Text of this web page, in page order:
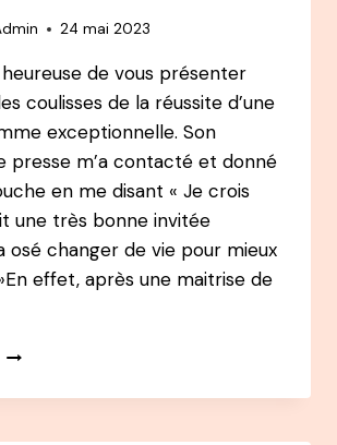
24 mai 2023
de vous présenter
coulisses de la réussite d’une
exceptionnelle. Son
presse m’a contacté et donné
en me disant « Je crois
une très bonne invitée
osé changer de vie pour mieux
effet, après une maitrise de
107